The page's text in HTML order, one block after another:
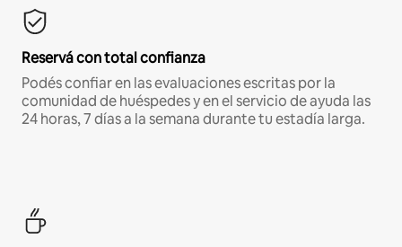
Reservá con total confianza
Podés confiar en las evaluaciones escritas por la
comunidad de huéspedes y en el servicio de ayuda las
24 horas, 7 días a la semana durante tu estadía larga.